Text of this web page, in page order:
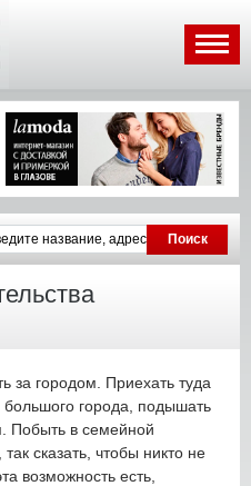
за городом. Приехать туда
большого города, подышать
Побыть в семейной
сказать, чтобы никто не
возможность есть,